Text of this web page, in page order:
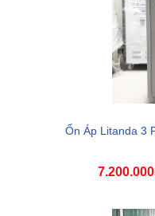
Ổn Áp Litanda 3